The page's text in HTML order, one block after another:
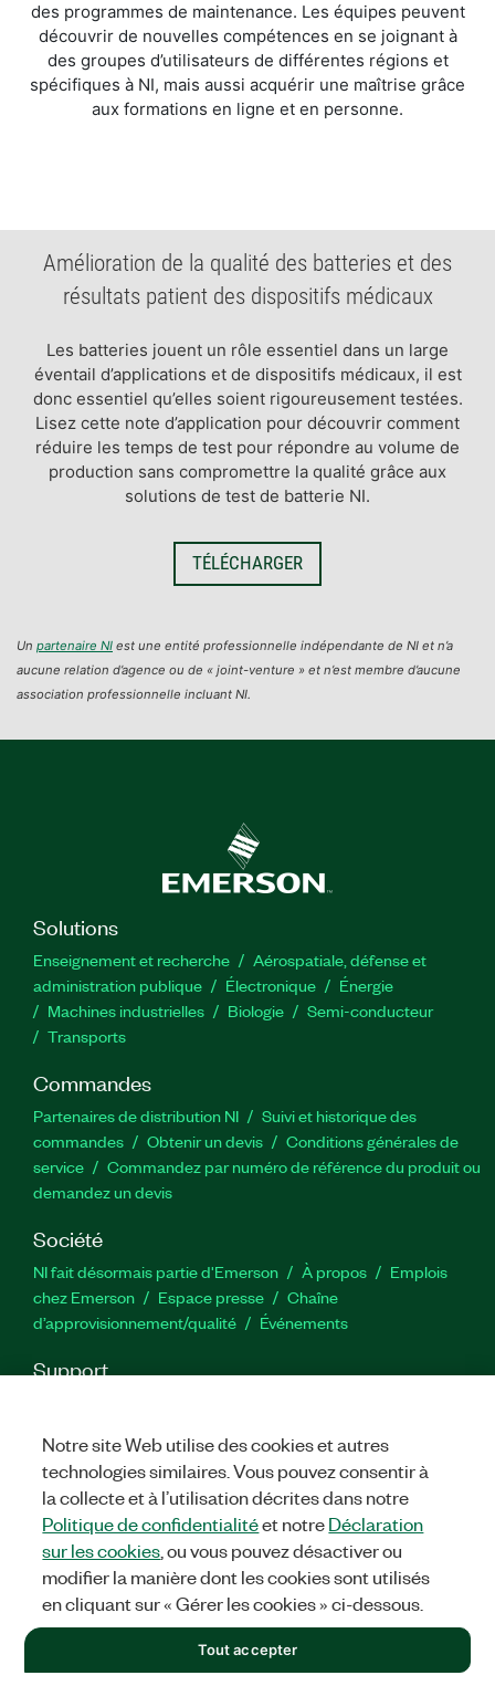
des programmes de maintenance. Les équipes peuvent
découvrir de nouvelles compétences en se joignant à
des groupes d’utilisateurs de différentes régions et
spécifiques à NI, mais aussi acquérir une maîtrise grâce
aux formations en ligne et en personne.
​Amélioration de la qualité des batteries et des
résultats patient des dispositifs médicaux
​Les batteries jouent un rôle essentiel dans un large
éventail d’applications et de dispositifs médicaux, il est
donc essentiel qu’elles soient rigoureusement testées.
Lisez cette note d’application pour découvrir comment
réduire les temps de test pour répondre au volume de
production sans compromettre la qualité grâce aux
solutions de test de batterie NI.
TÉLÉCHARGER​
Un partenaire NI est une entité professionnelle indépendante de NI et n’a
aucune relation d’agence ou de « joint-venture » et n’est membre d’aucune
association professionnelle incluant NI.
Solutions
Enseignement et recherche
Aérospatiale, défense et
administration publique
Électronique
Énergie​
Machines industrielles
Biologie
Semi-conducteur
Transports
Commandes
Partenaires de distribution NI
Suivi et historique des
commandes
Obtenir un devis
Conditions générales de
service
Commandez par numéro de référence du produit ou
demandez un devis
Société
NI fait désormais partie d'Emerson À propos
Emplois
chez Emerson
Espace presse
Chaîne
d’approvisionnement/qualité
Événements
Support
service
Commentaires sur le site
TwitterYouTube
©2026NATIONAL INSTRUMENTS CORP. TOUS DROITS RÉSERVÉS.
Notre site Web utilise des cookies et autres
technologies similaires. Vous pouvez consentir à
la collecte et à l’utilisation décrites dans notre
Politique de confidentialitéet notreDéclaration
sur les cookies , ou vous pouvez désactiver ou
modifier la manière dont les cookies sont utilisés
en cliquant sur « Gérer les cookies » ci-dessous.
Tout accepter